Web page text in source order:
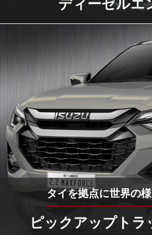
ディーゼルエ
タイを拠点に世界の
ピックアップトラ